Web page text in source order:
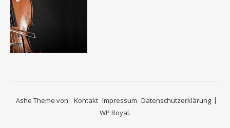
Kontakt Impressum Datenschutzerklärung
Ashe Theme von
WP Royal.